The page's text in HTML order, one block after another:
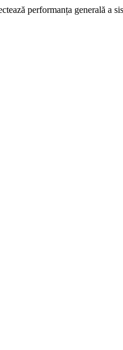
performanța generală